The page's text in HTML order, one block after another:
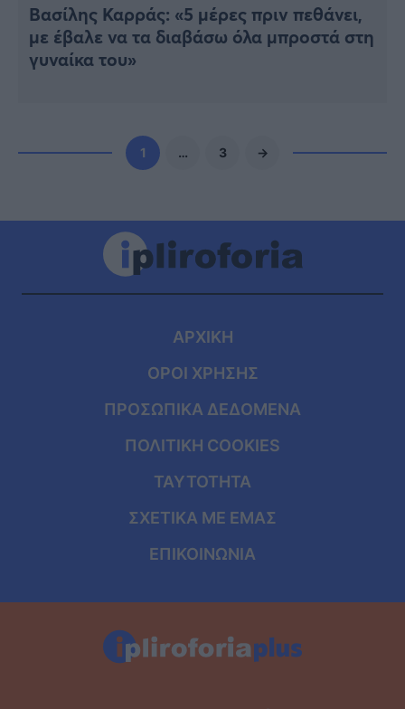
Βασίλης Καρράς: «5 μέρες πριν πεθάνει,
με έβαλε να τα διαβάσω όλα μπροστά στη
γυναίκα του»
1 … 3 →
ΑΡΧΙΚΗ
ΟΡΟΙ ΧΡΗΣΗΣ
ΠΡΟΣΩΠΙΚΑ ΔΕΔΟΜΕΝΑ
ΠΟΛΙΤΙΚΗ COOKIES
ΤΑΥΤΟΤΗΤΑ
ΣΧΕΤΙΚΑ ΜΕ ΕΜΑΣ
ΕΠΙΚΟΙΝΩΝΙΑ